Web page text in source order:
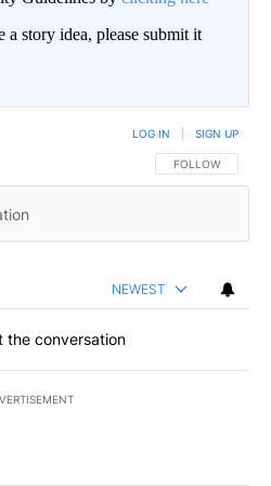
story idea, please submit it
FOLLOW THIS
FOLLOW
LOG IN SIGN UP
NEWEST
the conversation